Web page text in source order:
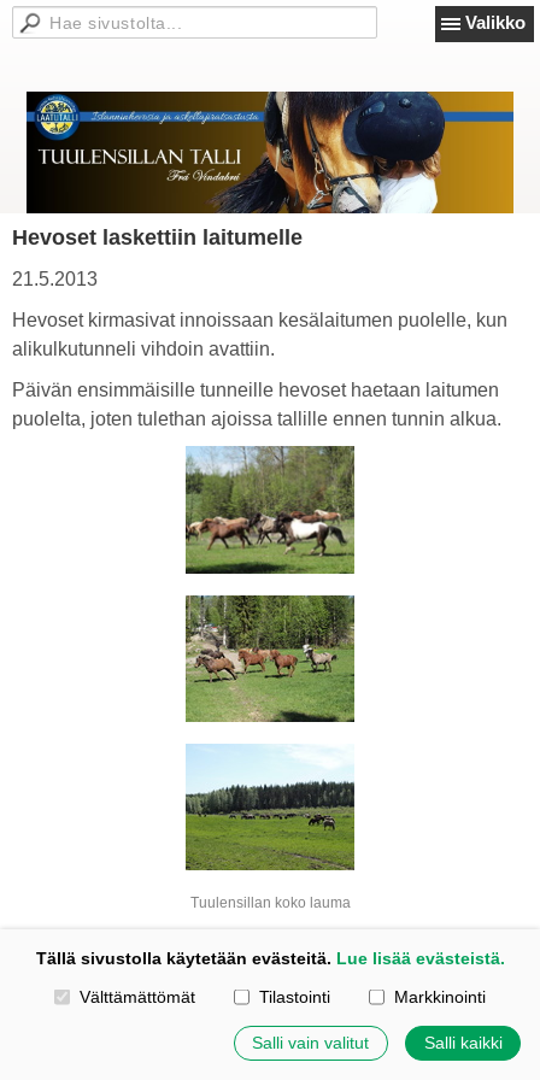
Valikko
Hevoset laskettiin laitumelle
21.5.2013
Hevoset kirmasivat innoissaan kesälaitumen puolelle, kun
alikulkutunneli vihdoin avattiin.
Päivän ensimmäisille tunneille hevoset haetaan laitumen
puolelta, joten tulethan ajoissa tallille ennen tunnin alkua.
Tuulensillan koko lauma
Tehty Yhdistysavaimella |Evästeet
Tällä sivustolla käytetään evästeitä. Lue lisää evästeistä.
Valitse käytettävät evästeet
Välttämättömät Tilastointi Markkinointi
Salli vain valitut Salli kaikki